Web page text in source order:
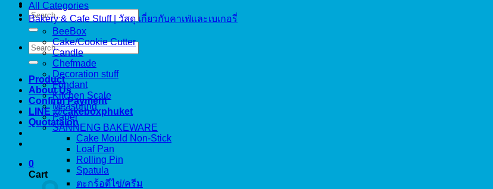
Search
for:
Search
for:
Product
About Us
Confirm Payment
LINE @cakeboxphuket
Quotataion
0
Cart
All Categories
Bakery & Cafe Stuff | วัสดุ เกี่ยวกับคาเฟ่และเบเกอรี่
BeeBox
Cake/Cookie Cutter
Candle
Chefmade
Decoration stuff
Fondant
Kitchen Scale
Measuring
Paper
SANNENG BAKEWARE
Cake Mould Non-Stick
Loaf Pan
Rolling Pin
Spatula
ตะกร้อตีไข่/ครีม